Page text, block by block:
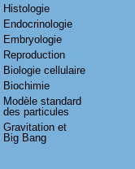
Histologie
Endocrinologie
Embryologie
Reproduction
Biologie cellulaire
Biochimie
Modèle standard
des particules
Gravitation et
Big Bang